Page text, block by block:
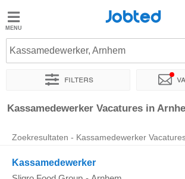
Jobted
Vacatures
Salarissen
Jobted
Kassamedewerker, Arnhem
Filters
Sorteer op Exacte locatie Bedrijf
Kassamedewerker Vacatures in
Zoekresultaten - Kassamedewerker
Kassamedewerker